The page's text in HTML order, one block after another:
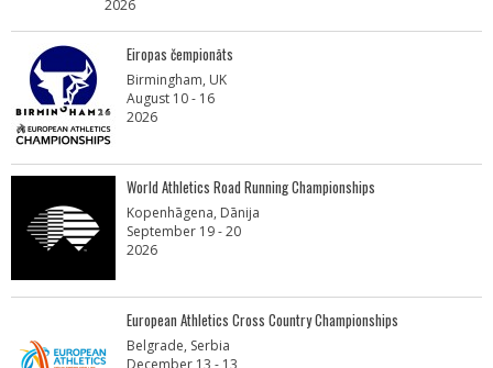
2026
Eiropas čempionāts
Birmingham, UK
August 10 - 16
2026
World Athletics Road Running Championships
Kopenhāgena, Dānija
September 19 - 20
2026
European Athletics Cross Country Championships
Belgrade, Serbia
December 13 - 13